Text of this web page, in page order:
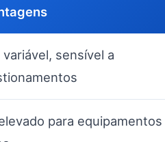
sensível a
para equipamentos